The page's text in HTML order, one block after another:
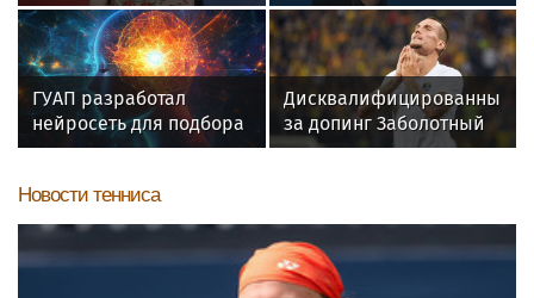
как перестать
волноваться и начать
говорить спокойно
после критики
ГУАП разработал
нейросеть для подбора
обуви по фото стопы
Дисквалифицированный
за допинг Заболотный
подписал контракт с
Новости тенниса